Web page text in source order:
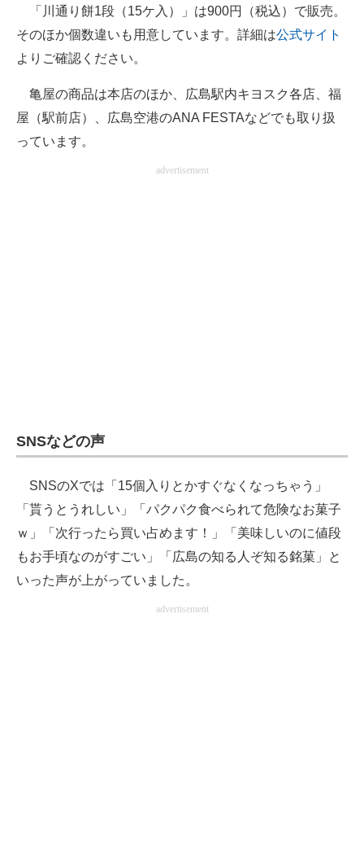
「川通り餅1段（15ケ入）」は900円（税込）で販売。
そのほか個数違いも用意しています。詳細は公式サイト
よりご確認ください。
亀屋の商品は本店のほか、広島駅内キヨスク各店、福
屋（駅前店）、広島空港のANA FESTAなどでも取り扱
っています。
advertisement
SNSなどの声
SNSのXでは「15個入りとかすぐなくなっちゃう」
「貰うとうれしい」「パクパク食べられて危険なお菓子
ｗ」「次行ったら買い占めます！」「美味しいのに値段
もお手頃なのがすごい」「広島の知る人ぞ知る銘菓」と
いった声が上がっていました。
advertisement